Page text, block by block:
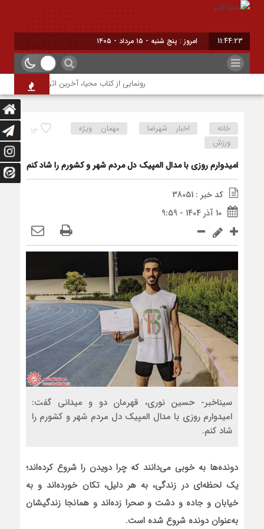
11:44:23 امروز : پنج شنبه - ۱۵ مرداد - ۱۴۰۵
رونمایی از کتاب محیا، آخرین اثر نویسنده جوان
13 خانه اخبار شهرضا
مهمان ویژه
ورزش
امیدوارم روزی با مدال المپیک دل مردم شهر و کشورم را شاد کنم
کد خبر : 38051
10 آذر 1404 - 9:59
سیناخبر- حسین نوری، قهرمان دو و میدانی گفت:
امیدوارم روزی با مدال المپیک دل مردم شهر و کشورم را
شاد کنم.
دونده‌ها به خوبی می‌دانند که چرا دویدن را شروع کرده‌اند؛
یک لحظه‌ای در زندگی، به هر دلیل، تکان خورده‌اند و به
خیابان و جاده و دشت و صحرا زده‌اند و همانجا زندگیشان
به‌عنوان دونده شروع شده است.